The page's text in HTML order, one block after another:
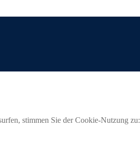
stimmen Sie der Cookie-Nutzung zu: